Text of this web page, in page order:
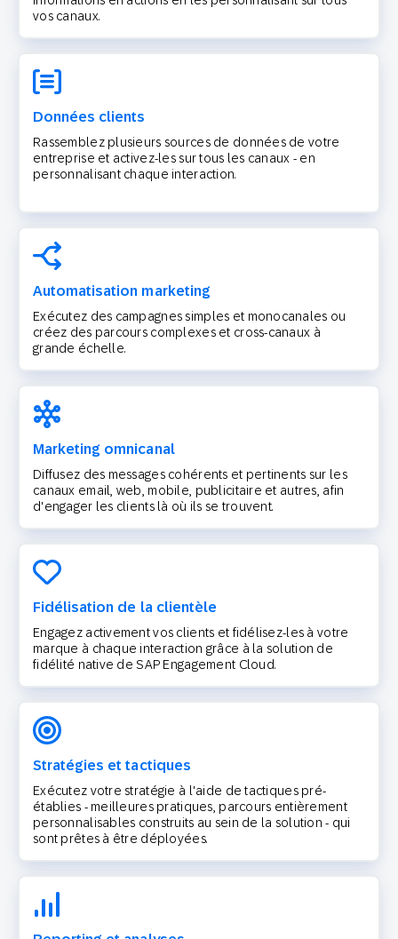
vos canaux.
Données clients
Rassemblez plusieurs sources de données de votre
entreprise et activez-les sur tous les canaux - en
personnalisant chaque interaction.
Automatisation marketing
Exécutez des campagnes simples et monocanales ou
créez des parcours complexes et cross-canaux à
grande échelle.
Marketing omnicanal
Diffusez des messages cohérents et pertinents sur les
canaux email, web, mobile, publicitaire et autres, afin
d'engager les clients là où ils se trouvent.
Fidélisation de la clientèle
Engagez activement vos clients et fidélisez-les à votre
marque à chaque interaction grâce à la solution de
fidélité native de SAP Engagement Cloud.
Stratégies et tactiques
Exécutez votre stratégie à l'aide de tactiques pré-
établies - meilleures pratiques, parcours entièrement
personnalisables construits au sein de la solution - qui
sont prêtes à être déployées.